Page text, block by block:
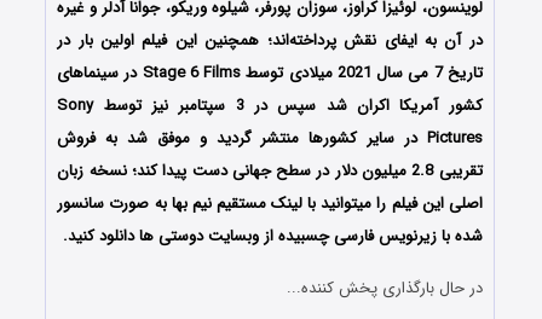
لوینسون، لوئیزا کراوز، سوزان پورفر، شیلوه وریکو، جوانا آدلر و غیره
در آن به ایفای نقش پرداخته‌اند؛ همچنین این فیلم اولین بار در
تاریخ 7 می سال 2021 میلادی توسط Stage 6 Films در سینماهای
کشور آمریکا اکران شد سپس در 3 سپتامبر نیز توسط Sony
Pictures در سایر کشورها منتشر گردید و موفق شد به فروش
تقریبی 2.8 میلیون دلار در سطح جهانی دست پیدا کند؛ نسخه زبان
اصلی این فیلم را میتوانید با لینک مستقیم نیم بها به صورت سانسور
شده با زیرنویس فارسی چسبیده از وبسایت دوستی ها دانلود کنید.
در حال بارگذاری پخش کننده...